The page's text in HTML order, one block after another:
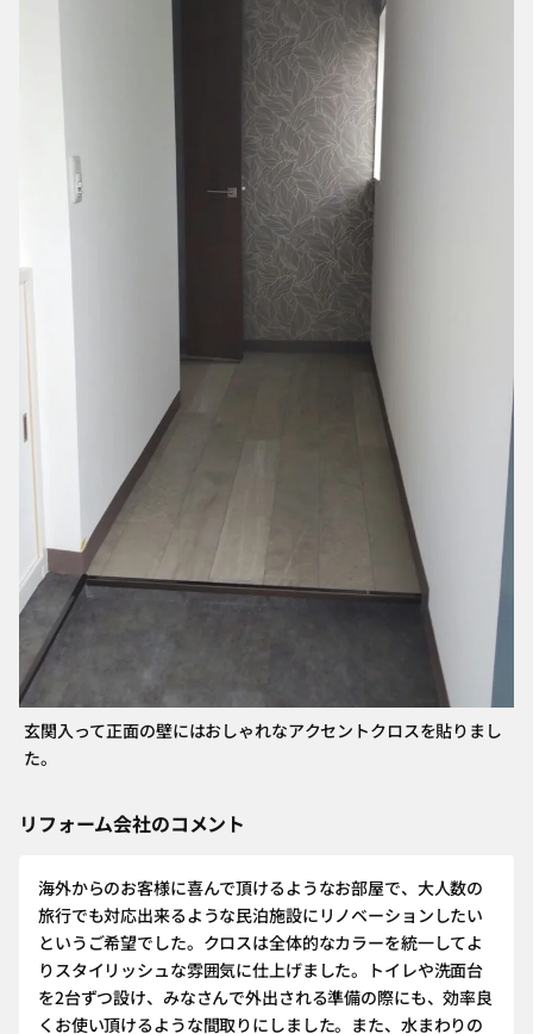
玄関入って正面の壁にはおしゃれなアクセントクロスを貼りまし
た。
リフォーム会社のコメント
海外からのお客様に喜んで頂けるようなお部屋で、大人数の
旅行でも対応出来るような民泊施設にリノベーションしたい
というご希望でした。クロスは全体的なカラーを統一してよ
りスタイリッシュな雰囲気に仕上げました。トイレや洗面台
を2台ずつ設け、みなさんで外出される準備の際にも、効率良
くお使い頂けるような間取りにしました。また、水まわりの